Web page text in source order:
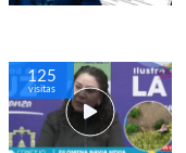
124
visitas